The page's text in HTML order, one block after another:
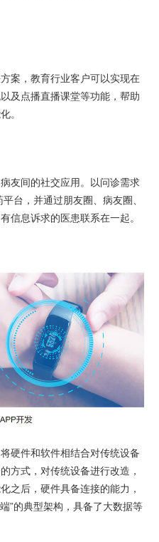
案，教育行业客户可以实现在
及点播直播课堂等功能，帮助
。
友间的社交应用。以问诊需求
台，并通过朋友圈、病友圈、
信息诉求的医患联系在一起。
硬件和软件相结合对传统设备
方式，对传统设备进行改造，
之后，硬件具备连接的能力，
”的典型架构，具备了大数据等